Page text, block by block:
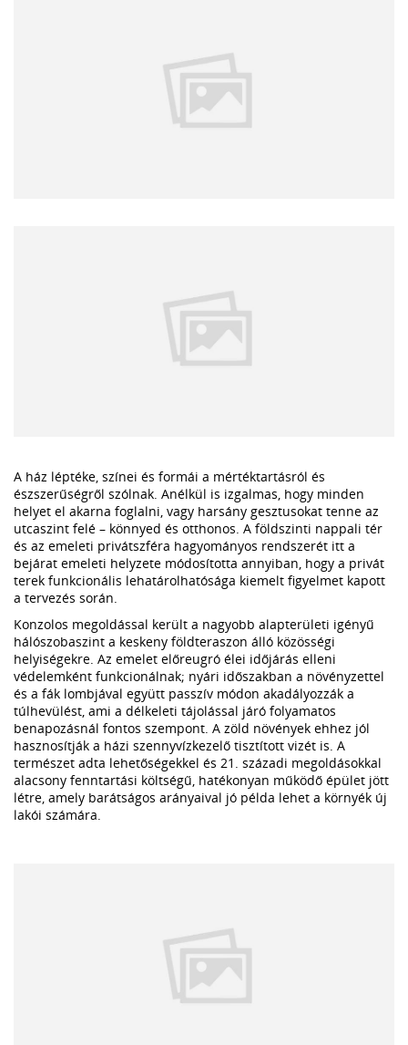
A ház léptéke, színei és formái a mértéktartásról és
észszerűségről szólnak. Anélkül is izgalmas, hogy minden
helyet el akarna foglalni, vagy harsány gesztusokat tenne az
utcaszint felé – könnyed és otthonos. A földszinti nappali tér
és az emeleti privátszféra hagyományos rendszerét itt a
bejárat emeleti helyzete módosította annyiban, hogy a privát
terek funkcionális lehatárolhatósága kiemelt figyelmet kapott
a tervezés során.
Konzolos megoldással került a nagyobb alapterületi igényű
hálószobaszint a keskeny földteraszon álló közösségi
helyiségekre. Az emelet előreugró élei időjárás elleni
védelemként funkcionálnak; nyári időszakban a növényzettel
és a fák lombjával együtt passzív módon akadályozzák a
túlhevülést, ami a délkeleti tájolással járó folyamatos
benapozásnál fontos szempont. A zöld növények ehhez jól
hasznosítják a házi szennyvízkezelő tisztított vizét is. A
természet adta lehetőségekkel és 21. századi megoldásokkal
alacsony fenntartási költségű, hatékonyan működő épület jött
létre, amely barátságos arányaival jó példa lehet a környék új
lakói számára.